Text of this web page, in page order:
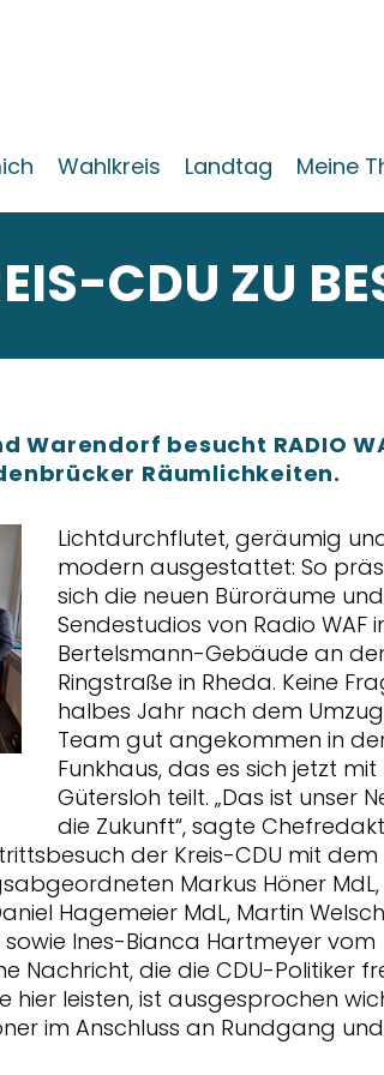
Wahlkreis Landtag Meine
CDU ZU
Warendorf besucht RADIO
Räumlichkeiten.
Lichtdurchflutet, geräumig
modern ausgestattet: So
sich die neuen Büroräume und
Sendestudios von Radio WAF
Bertelsmann-Gebäude an
Ringstraße in Rheda. Keine
halbes Jahr nach dem
Team gut angekommen in
Funkhaus, das es sich jetzt mit
Gütersloh teilt. „Das ist unser
die Zukunft“, sagte
der Kreis-CDU mit dem
Markus Höner
Hagemeier MdL, Martin
Ines-Bianca Hartmeyer vom
Nachricht, die die CDU-Politiker
hier leisten, ist ausgesprochen
im Anschluss an Rundgang und